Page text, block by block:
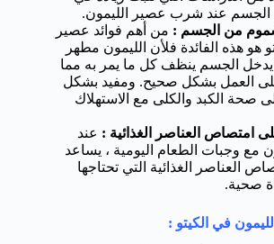
عند شرب عصير الليمون.
من الجسم : من أهم فوائد عصير
هو هذه الفائدة فلأن الليمون مطهر
يدخل الجسم ينظف كل ما يمر به مما
العمل بشكل صحيح. ومفيد بشكل
صحة الكبد والكلى مع الاستهلاك
امتصاص العناصر الغذائية : عند
مع وجبات الطعام اليومية ، يساعد
العناصر الغذائية التي تحتاجها
صحية.
في الكيتو :